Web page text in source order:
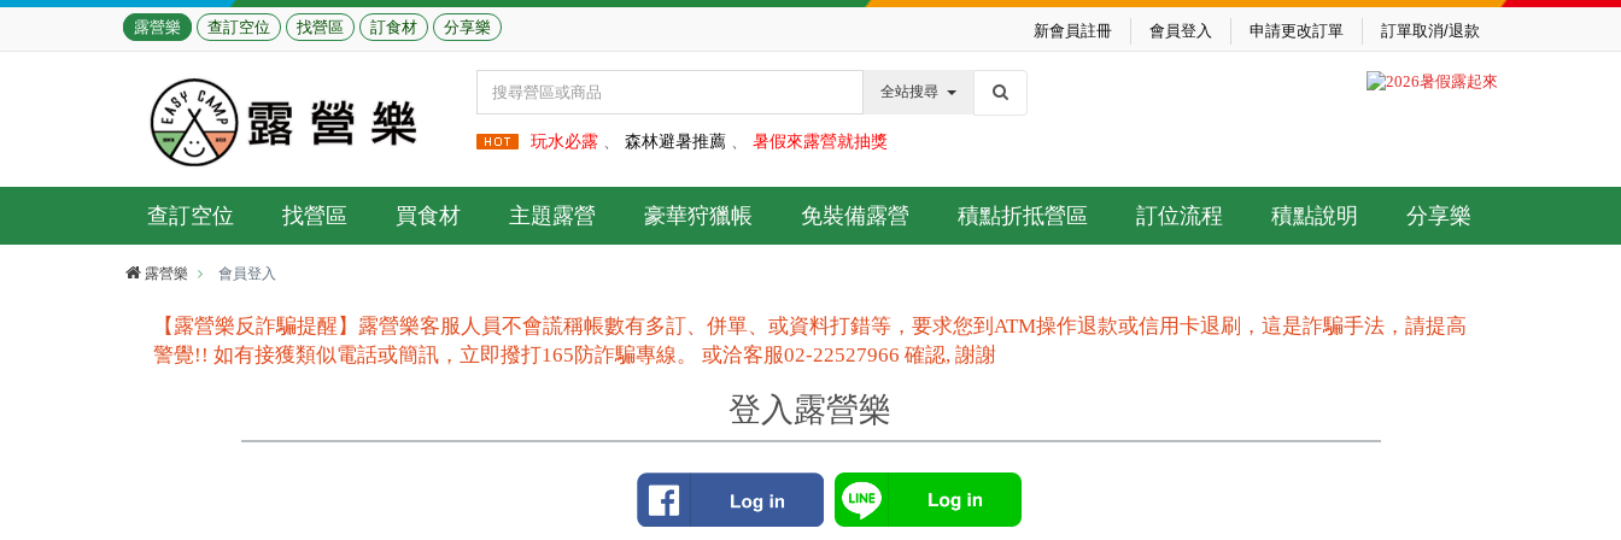
露營樂 查訂空位 找營區 訂食材 分享樂 新會員註冊 會員登入 申請更改訂單 訂單取消/退款
全站搜尋
玩水必露、 森林避暑推薦 、 暑假來露營就抽獎
查訂空位 找營區 買食材 主題露營 豪華狩獵帳 免裝備露營 積點折抵營區 訂位流程 積點說明 分享樂
露營樂 會員登入
【露營樂反詐騙提醒】露營樂客服人員不會謊稱帳數有多訂、併單、或資料打錯等，要求您到ATM操作退款或信用卡退刷，這是詐騙手法，請提高
警覺!! 如有接獲類似電話或簡訊，立即撥打165防詐騙專線。 或洽客服02-22527966 確認, 謝謝
登入露營樂